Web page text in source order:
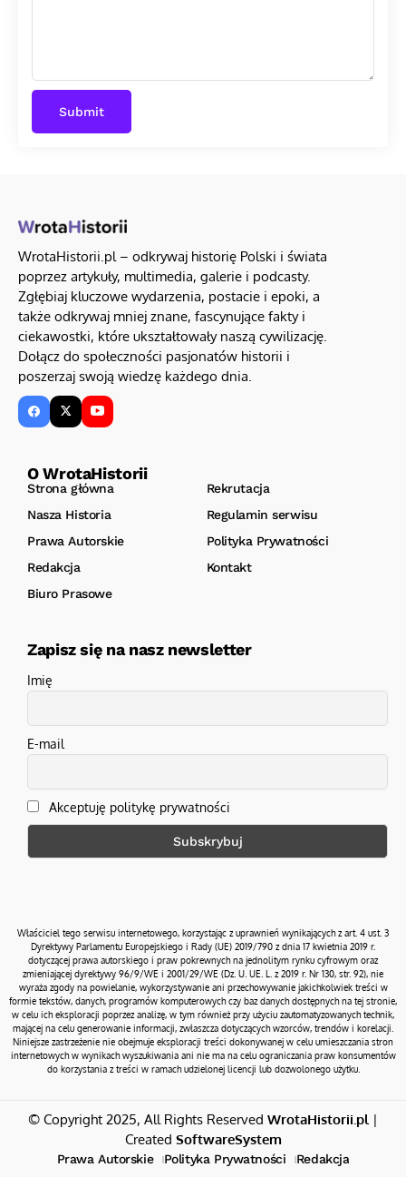
WrotaHistorii.pl – odkrywaj historię Polski i świata
poprzez artykuły, multimedia, galerie i podcasty.
Zgłębiaj kluczowe wydarzenia, postacie i epoki, a
także odkrywaj mniej znane, fascynujące fakty i
ciekawostki, które ukształtowały naszą cywilizację.
Dołącz do społeczności pasjonatów historii i
poszerzaj swoją wiedzę każdego dnia.
O WrotaHistorii
Strona główna
Rekrutacja
Nasza Historia
Regulamin serwisu
Prawa Autorskie
Polityka Prywatności
Redakcja
Kontakt
Biuro Prasowe
Zapisz się na nasz newsletter
Imię
E-mail
Akceptuję politykę prywatności
Właściciel tego serwisu internetowego, korzystając z uprawnień wynikających z art. 4 ust. 3
Dyrektywy Parlamentu Europejskiego i Rady (UE) 2019/790 z dnia 17 kwietnia 2019 r.
dotyczącej prawa autorskiego i praw pokrewnych na jednolitym rynku cyfrowym oraz
zmieniającej dyrektywy 96/9/WE i 2001/29/WE (Dz. U. UE. L. z 2019 r. Nr 130, str. 92), nie
wyraża zgody na powielanie, wykorzystywanie ani przechowywanie jakichkolwiek treści w
formie tekstów, danych, programów komputerowych czy baz danych dostępnych na tej stronie,
w celu ich eksploracji poprzez analizę, w tym również przy użyciu zautomatyzowanych technik,
mającej na celu generowanie informacji, zwłaszcza dotyczących wzorców, trendów i korelacji.
Niniejsze zastrzeżenie nie obejmuje eksploracji treści dokonywanej w celu umieszczania stron
internetowych w wynikach wyszukiwania ani nie ma na celu ograniczania praw konsumentów
do korzystania z treści w ramach udzielonej licencji lub dozwolonego użytku.
© Copyright 2025, All Rights Reserved WrotaHistorii.pl|
Created SoftwareSystem
Prawa Autorskie Polityka Prywatności Redakcja